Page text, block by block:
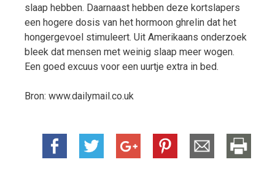
slaap hebben. Daarnaast hebben deze kortslapers
een hogere dosis van het hormoon ghrelin dat het
hongergevoel stimuleert. Uit Amerikaans onderzoek
bleek dat mensen met weinig slaap meer wogen.
Een goed excuus voor een uurtje extra in bed.
Bron: www.dailymail.co.uk